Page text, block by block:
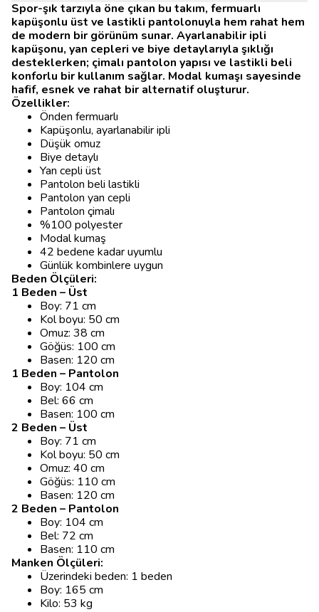
Spor-şık tarzıyla öne çıkan bu takım, fermuarlı
kapüşonlu üst ve lastikli pantolonuyla hem rahat hem
de modern bir görünüm sunar. Ayarlanabilir ipli
kapüşonu, yan cepleri ve biye detaylarıyla şıklığı
desteklerken; çimalı pantolon yapısı ve lastikli beli
konforlu bir kullanım sağlar. Modal kumaşı sayesinde
hafif, esnek ve rahat bir alternatif oluşturur.
Özellikler:
Önden fermuarlı
Kapüşonlu, ayarlanabilir ipli
Düşük omuz
Biye detaylı
Yan cepli üst
Pantolon beli lastikli
Pantolon yan cepli
Pantolon çimalı
%100 polyester
Modal kumaş
42 bedene kadar uyumlu
Günlük kombinlere uygun
Beden Ölçüleri:
1 Beden – Üst
Boy: 71 cm
Kol boyu: 50 cm
Omuz: 38 cm
Göğüs: 100 cm
Basen: 120 cm
1 Beden – Pantolon
Boy: 104 cm
Bel: 66 cm
Basen: 100 cm
2 Beden – Üst
Boy: 71 cm
Kol boyu: 50 cm
Omuz: 40 cm
Göğüs: 110 cm
Basen: 120 cm
2 Beden – Pantolon
Boy: 104 cm
Bel: 72 cm
Basen: 110 cm
Manken Ölçüleri:
Üzerindeki beden: 1 beden
Boy: 165 cm
Kilo: 53 kg